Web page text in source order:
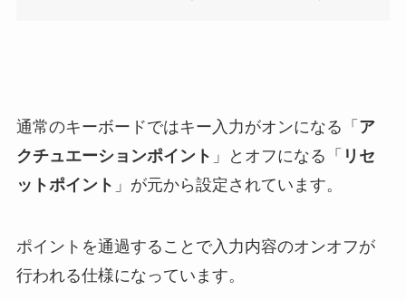
通常のキーボードではキー入力がオンになる「 ア
クチュエーションポイント 」とオフになる「 リセ
ットポイント 」が元から設定されています。
ポイントを通過することで入力内容のオンオフが
行われる仕様になっています。